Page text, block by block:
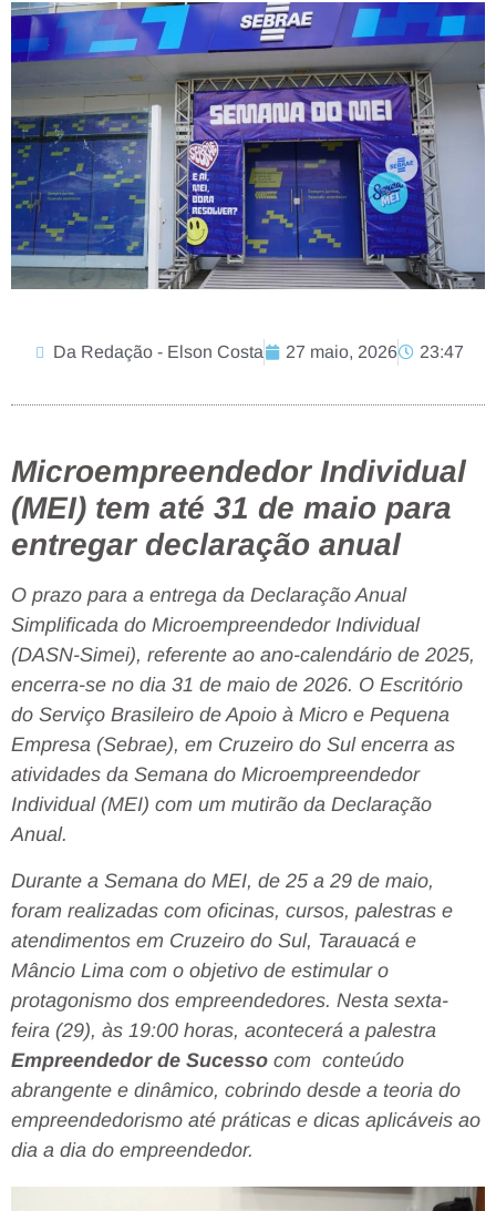
Da Redação - Elson Costa 27 maio, 2026 23:47
Microempreendedor Individual
(MEI) tem até 31 de maio para
entregar declaração anual
O prazo para a entrega da Declaração Anual
Simplificada do Microempreendedor Individual
(DASN-Simei), referente ao ano-calendário de 2025,
encerra-se no dia 31 de maio de 2026. O Escritório
do Serviço Brasileiro de Apoio à Micro e Pequena
Empresa (Sebrae), em Cruzeiro do Sul encerra as
atividades da Semana do Microempreendedor
Individual (MEI) com um mutirão da Declaração
Anual.
Durante a Semana do MEI, de 25 a 29 de maio,
foram realizadas com oficinas, cursos, palestras e
atendimentos em Cruzeiro do Sul, Tarauacá e
Mâncio Lima com o objetivo de estimular o
protagonismo dos empreendedores. Nesta sexta-
feira (29), às 19:00 horas, acontecerá a palestra
Empreendedor de Sucesso com conteúdo
abrangente e dinâmico, cobrindo desde a teoria do
empreendedorismo até práticas e dicas aplicáveis ao
dia a dia do empreendedor.